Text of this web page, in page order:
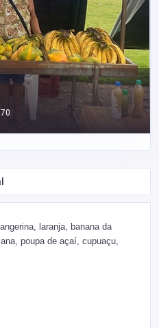
laranja, banana da
poupa de açaí, cupuaçu,